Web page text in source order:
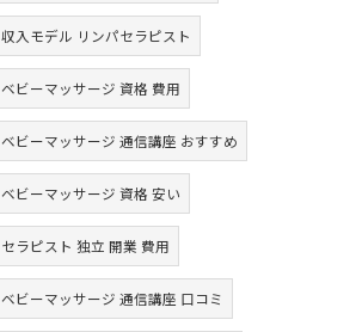
収入モデル リンパセラピスト
ベビーマッサージ 資格 費用
ベビーマッサージ 通信講座 おすすめ
ベビーマッサージ 資格 安い
セラピスト 独立 開業 費用
ベビーマッサージ 通信講座 口コミ